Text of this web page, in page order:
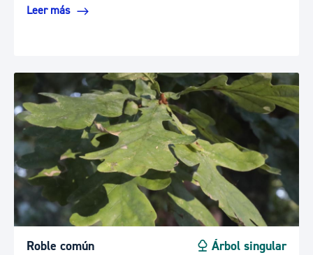
Leer más
Roble común Árbol singular